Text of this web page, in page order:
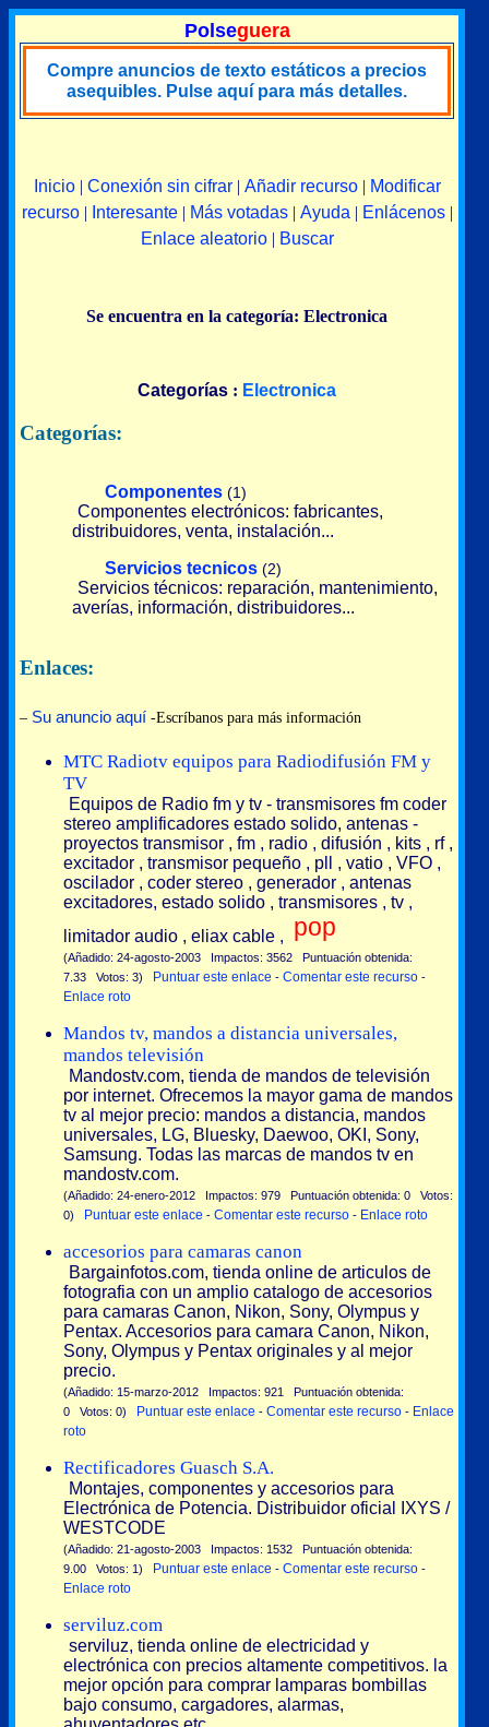
Polseguera
Compre anuncios de texto estáticos a precios
asequibles. Pulse aquí para más detalles.
Inicio| Conexión sin cifrar| Añadir recurso| Modificar
recurso| Interesante| Más votadas| Ayuda | Enlácenos|
Enlace aleatorio| Buscar
Se encuentra en la categoría: Electronica
Categorías : Electronica
Categorías:
Componentes (1)
Componentes electrónicos: fabricantes,
distribuidores, venta, instalación...
Servicios tecnicos (2)
Servicios técnicos: reparación, mantenimiento,
averías, información, distribuidores...
Enlaces:
– Su anuncio aquí -Escríbanos para más información
MTC Radiotv equipos para Radiodifusión FM y
TV
Equipos de Radio fm y tv - transmisores fm coder
stereo amplificadores estado solido, antenas -
proyectos transmisor , fm , radio , difusión , kits , rf ,
excitador , transmisor pequeño , pll , vatio , VFO ,
oscilador , coder stereo , generador , antenas
excitadores, estado solido , transmisores , tv ,
limitador audio , eliax cable ,
pop
(Añadido: 24-agosto-2003 Impactos: 3562 Puntuación obtenida:
7.33 Votos: 3)
Puntuar este enlace - Comentar este recurso -
Enlace roto
Mandos tv, mandos a distancia universales,
mandos televisión
Mandostv.com, tienda de mandos de televisión
por internet. Ofrecemos la mayor gama de mandos
tv al mejor precio: mandos a distancia, mandos
universales, LG, Bluesky, Daewoo, OKI, Sony,
Samsung. Todas las marcas de mandos tv en
mandostv.com.
(Añadido: 24-enero-2012 Impactos: 979 Puntuación obtenida: 0 Votos:
0)
Puntuar este enlace - Comentar este recurso - Enlace roto
accesorios para camaras canon
Bargainfotos.com, tienda online de articulos de
fotografia con un amplio catalogo de accesorios
para camaras Canon, Nikon, Sony, Olympus y
Pentax. Accesorios para camara Canon, Nikon,
Sony, Olympus y Pentax originales y al mejor
precio.
(Añadido: 15-marzo-2012 Impactos: 921 Puntuación obtenida:
0 Votos: 0)
Puntuar este enlace - Comentar este recurso - Enlace
roto
Rectificadores Guasch S.A.
Montajes, componentes y accesorios para
Electrónica de Potencia. Distribuidor oficial IXYS /
WESTCODE
(Añadido: 21-agosto-2003 Impactos: 1532 Puntuación obtenida:
9.00 Votos: 1)
Puntuar este enlace - Comentar este recurso -
Enlace roto
serviluz.com
serviluz, tienda online de electricidad y
electrónica con precios altamente competitivos. la
mejor opción para comprar lamparas bombillas
bajo consumo, cargadores, alarmas,